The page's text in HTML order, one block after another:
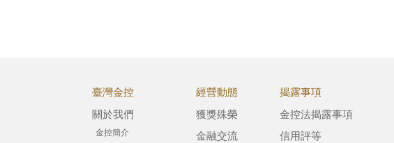
臺灣金控
關於我們
金控簡介
經營動態
獲獎殊榮
金融交流
揭露事項
金控法揭露事項
信用評等